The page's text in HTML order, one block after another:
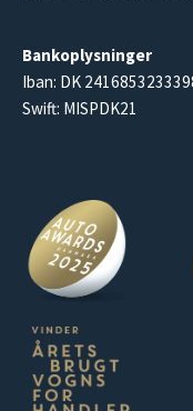
Bankoplysninger
Iban: DK
Swift: MISPDK21